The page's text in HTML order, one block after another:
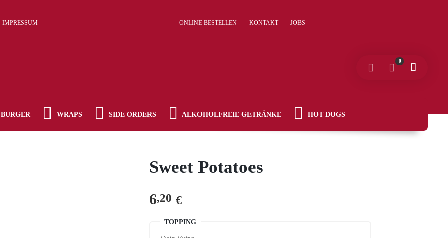
ONLINE BESTELLEN KONTAKT JOBS
IMPRESSUM
0
E-MAIL-ADRESSE ERFORDERLICH
BURGER WRAPS SIDE ORDERS ALKOHOLFREIE GETRÄNKE HOT DOGS
Sweet Potatoes
6,20 €
TOPPING